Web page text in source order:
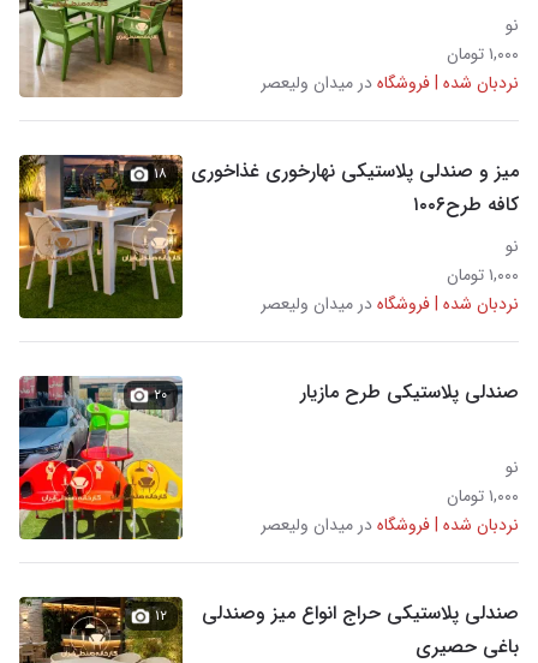
نو
۱,۰۰۰ تومان
نردبان شده | فروشگاهدر میدان ولیعصر
میز و صندلی پلاستیکی نهارخوری غذاخوری
کافه طرح۱۰۰۶
نو
۱,۰۰۰ تومان
نردبان شده | فروشگاهدر میدان ولیعصر
۱۸
صندلی پلاستیکی طرح مازیار
نو
۱,۰۰۰ تومان
نردبان شده | فروشگاهدر میدان ولیعصر
۲۰
صندلی پلاستیکی حراج انواع میز وصندلی
باغی حصیری
۱۲